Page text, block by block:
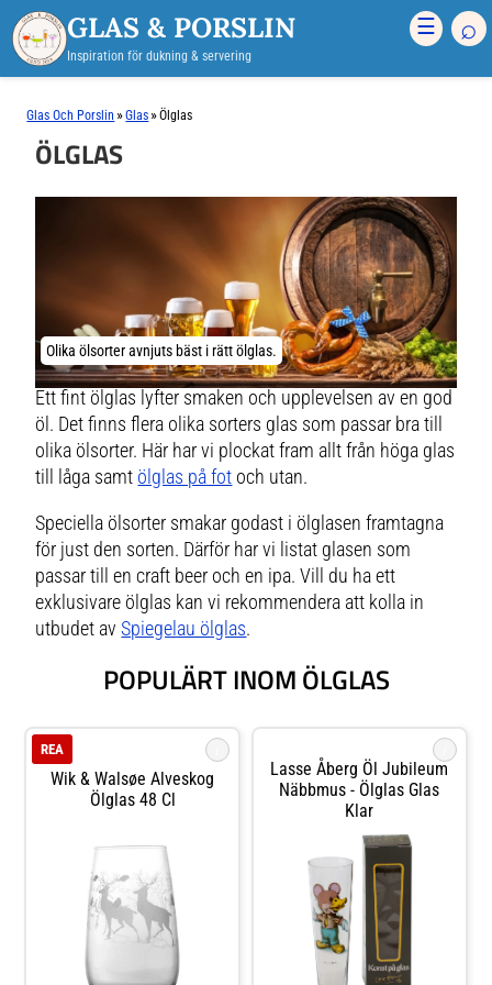
GLAS & PORSLIN
Inspiration för dukning & servering
☰ ⌕
Glas Och Porslin »Glas »Ölglas
ÖLGLAS
Olika ölsorter avnjuts bäst i rätt ölglas.
Ett fint ölglas lyfter smaken och upplevelsen av en god
öl. Det finns flera olika sorters glas som passar bra till
olika ölsorter. Här har vi plockat fram allt från höga glas
till låga samt ölglas på fot och utan.
Speciella ölsorter smakar godast i ölglasen framtagna
för just den sorten. Därför har vi listat glasen som
passar till en craft beer och en ipa. Vill du ha ett
exklusivare ölglas kan vi rekommendera att kolla in
utbudet avSpiegelau ölglas.
POPULÄRT INOM ÖLGLAS
Wik & Walsøe Alveskog
Ölglas 48 Cl
REA
Lasse Åberg Öl Jubileum
Näbbmus - Ölglas Glas
Klar